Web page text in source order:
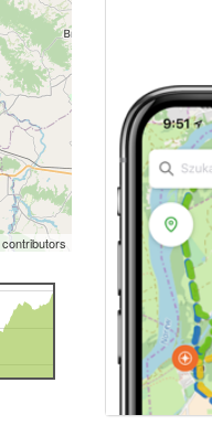
contributors